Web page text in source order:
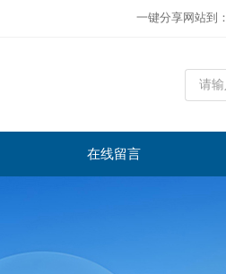
一键分享网站到：
在线留言